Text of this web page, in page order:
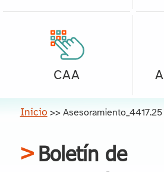
CAA
Inicio >> Asesoramiento_4417.25
Boletín de